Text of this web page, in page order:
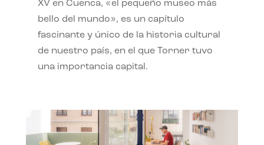
XV en Cuenca, «el pequeño museo más
bello del mundo», es un capítulo
fascinante y único de la historia cultural
de nuestro país, en el que Torner tuvo
una importancia capital.